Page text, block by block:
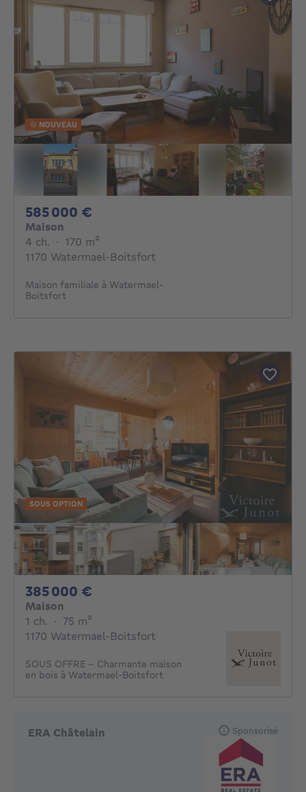
NOUVEAU
585 000 €
Maison
4 ch. 4 chambres
· 170 m²
1170 Watermael-Boitsfort
Maison familiale à Watermael-
Boitsfort
SOUS OPTION
385 000 €
Maison
1 ch. 1 chambre
· 75 m²
1170 Watermael-Boitsfort
SOUS OFFRE - Charmante maison
en bois à Watermael-Boitsfort
ERA Châtelain Sponsorisé